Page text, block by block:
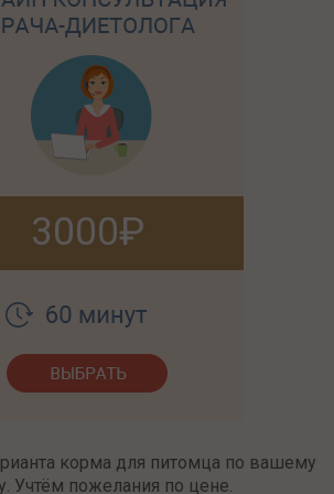
3000
корма для питомца по вашему
Учтём пожелания по цене.